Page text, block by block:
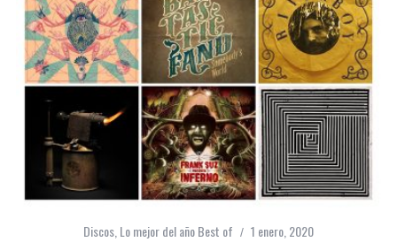
Discos Lo mejor del año Best of 1 enero, 2020